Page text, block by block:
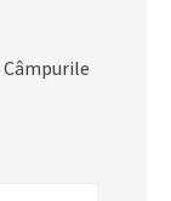
Câmpurile